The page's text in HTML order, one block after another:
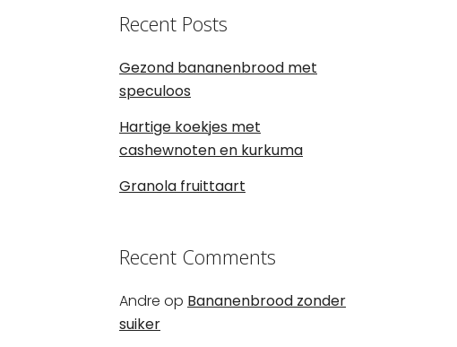
Recent Posts
Gezond bananenbrood met
speculoos
Hartige koekjes met
cashewnoten en kurkuma
Granola fruittaart
Recent Comments
Andre op Bananenbrood zonder
suiker